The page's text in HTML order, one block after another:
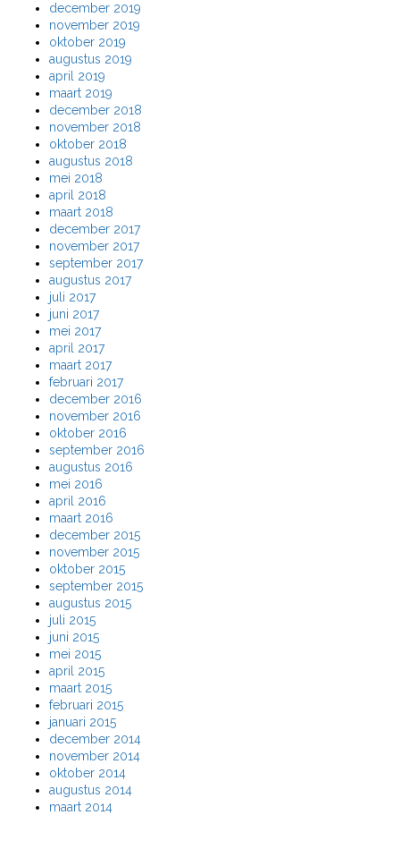
december 2019
november 2019
oktober 2019
augustus 2019
april 2019
maart 2019
december 2018
november 2018
oktober 2018
augustus 2018
mei 2018
april 2018
maart 2018
december 2017
november 2017
september 2017
augustus 2017
juli 2017
juni 2017
mei 2017
april 2017
maart 2017
februari 2017
december 2016
november 2016
oktober 2016
september 2016
augustus 2016
mei 2016
april 2016
maart 2016
december 2015
november 2015
oktober 2015
september 2015
augustus 2015
juli 2015
juni 2015
mei 2015
april 2015
maart 2015
februari 2015
januari 2015
december 2014
november 2014
oktober 2014
augustus 2014
maart 2014